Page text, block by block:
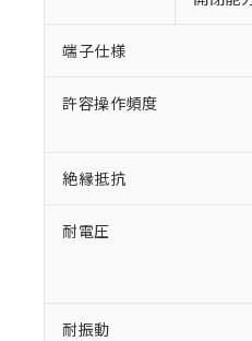
端子仕様
許容操作頻度
絶縁抵抗
耐電圧
耐振動